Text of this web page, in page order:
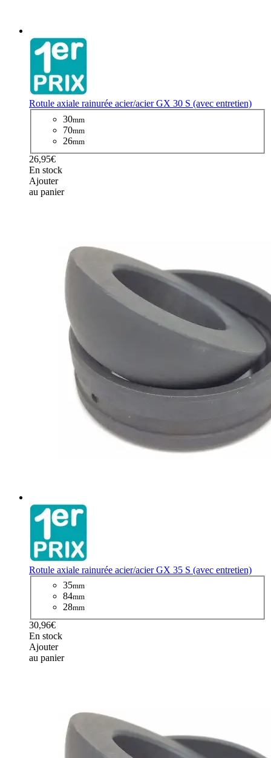
Rotule axiale rainurée acier/acier GX 30 S (avec entretien)
30mm
70mm
26mm
26,95€
En stock
Ajouter
au panier
Rotule axiale rainurée acier/acier GX 35 S (avec entretien)
35mm
84mm
28mm
30,96€
En stock
Ajouter
au panier